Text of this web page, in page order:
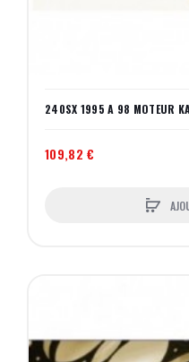
240SX 1995 A 98 MOTEUR
109,82 €